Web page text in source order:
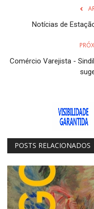
Notícias de
Comércio Varejista -
POSTS RELACIONADOS